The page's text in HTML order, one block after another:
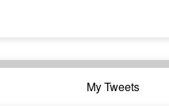
My Tweets